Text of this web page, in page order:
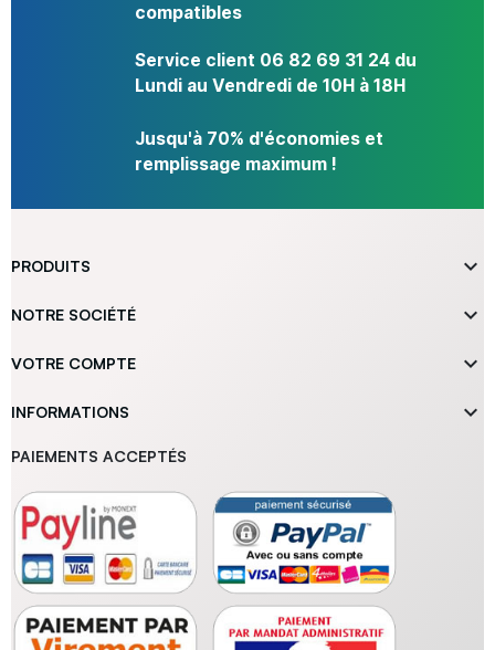
compatibles
Service client 06 82 69 31 24 du
Lundi au Vendredi de 10H à 18H
Jusqu'à 70% d'économies et
remplissage maximum !
PRODUITS 
NOTRE SOCIÉTÉ 
VOTRE COMPTE 
INFORMATIONS 
PAIEMENTS ACCEPTÉS